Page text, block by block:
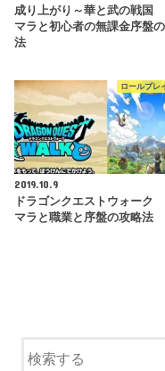
成り上がり～華と武の戦国
マラと初心者の無課金序盤
法
ロールプレ
2019.10.9
ドラゴンクエストウォーク
マラと職業と序盤の攻略法